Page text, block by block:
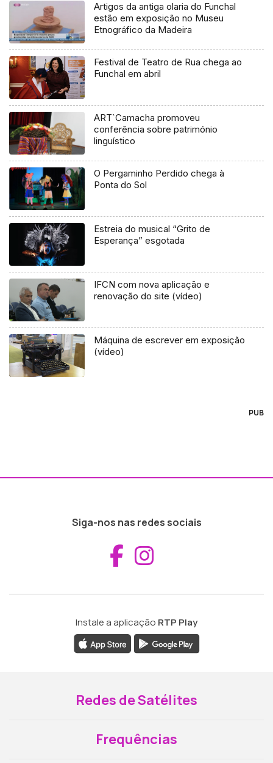
Artigos da antiga olaria do Funchal
estão em exposição no Museu
Etnográfico da Madeira
Festival de Teatro de Rua chega ao
Funchal em abril
ART`Camacha promoveu
conferência sobre património
linguístico
O Pergaminho Perdido chega à
Ponta do Sol
Estreia do musical “Grito de
Esperança” esgotada
IFCN com nova aplicação e
renovação do site (vídeo)
Máquina de escrever em exposição
(vídeo)
PUB
Siga-nos nas redes sociais
Aceder ao
Instale a aplicação RTP Play
Redes de Satélites
Frequências